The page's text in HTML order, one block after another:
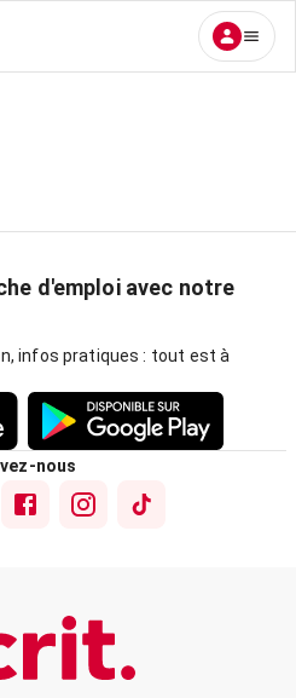
d'emploi avec notre
infos pratiques : tout est à
nous